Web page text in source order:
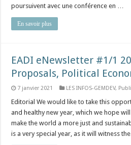
poursuivent avec une conférence en …
En savoir plus
EADI eNewsletter #1/1
Proposals, Political
7 janvier 2021 LES INFOS-GEMDEV,
Editorial We would like to take this
and healthy new year, which we hope
make the world a more just and
is a very special year, as it will witness